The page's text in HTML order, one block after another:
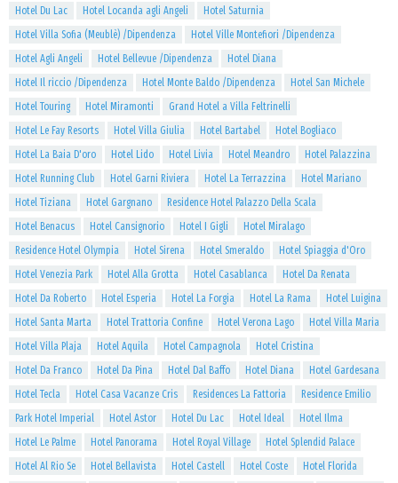
Hotel Du Lac
Hotel Locanda agli Angeli
Hotel Saturnia
Hotel Villa Sofia (Meublè) /Dipendenza
Hotel Ville Montefiori /Dipendenza
Hotel Agli Angeli
Hotel Bellevue /Dipendenza
Hotel Diana
Hotel Il riccio /Dipendenza
Hotel Monte Baldo /Dipendenza
Hotel San Michele
Hotel Touring
Hotel Miramonti
Grand Hotel a Villa Feltrinelli
Hotel Le Fay Resorts
Hotel Villa Giulia Hotel Bartabel
Hotel Bogliaco
Hotel La Baia D'oro
Hotel Lido Hotel Livia Hotel Meandro
Hotel Palazzina
Hotel Running Club
Hotel Garni Riviera Hotel La Terrazzina
Hotel Mariano
Hotel Tiziana
Hotel Gargnano
Residence Hotel Palazzo Della Scala
Hotel Benacus
Hotel Cansignorio Hotel I Gigli
Hotel Miralago
Residence Hotel Olympia
Hotel Sirena Hotel Smeraldo
Hotel Spiaggia d'Oro
Hotel Venezia Park
Hotel Alla Grotta Hotel Casablanca
Hotel Da Renata
Hotel Da Roberto
Hotel Esperia Hotel La Forgia Hotel La Rama
Hotel Luigina
Hotel Santa Marta
Hotel Trattoria Confine Hotel Verona Lago
Hotel Villa Maria
Hotel Villa Plaja
Hotel Aquila Hotel Campagnola
Hotel Cristina
Hotel Da Franco
Hotel Da Pina Hotel Dal Baffo Hotel Diana
Hotel Gardesana
Hotel Tecla
Hotel Casa Vacanze Cris Residences La Fattoria
Residence Emilio
Park Hotel Imperial
Hotel Astor Hotel Du Lac Hotel Ideal
Hotel Ilma
Hotel Le Palme
Hotel Panorama Hotel Royal Village
Hotel Splendid Palace
Hotel Al Rio Se
Hotel Bellavista Hotel Castell Hotel Coste
Hotel Florida